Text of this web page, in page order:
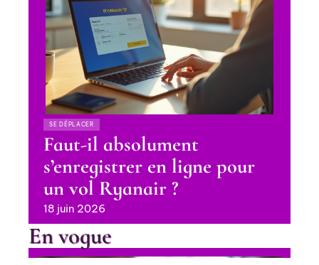
SE DÉPLACER
Faut-il absolument
s’enregistrer en ligne pour
un vol Ryanair ?
18 juin 2026
En vogue